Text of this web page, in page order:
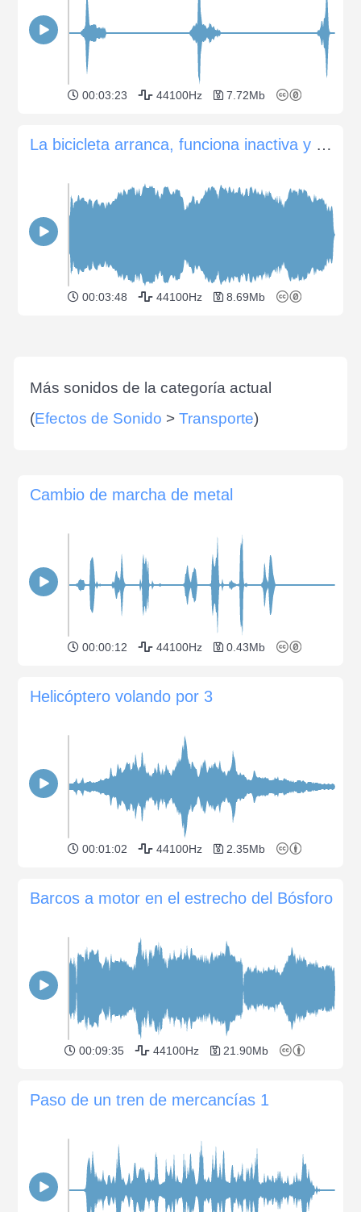
00:03:23 44100Hz 7.72Mb
La bicicleta arranca, funciona inactiva y se conduce
00:03:48 44100Hz 8.69Mb
Más sonidos de la categoría actual
(Efectos de Sonido > Transporte)
Cambio de marcha de metal
00:00:12 44100Hz 0.43Mb
Helicóptero volando por 3
00:01:02 44100Hz 2.35Mb
Barcos a motor en el estrecho del Bósforo
00:09:35 44100Hz 21.90Mb
Paso de un tren de mercancías 1